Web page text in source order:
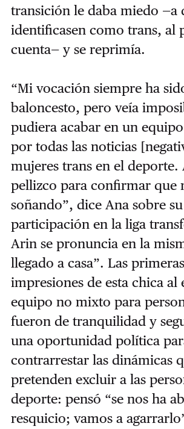
transición le daba miedo —a
identificasen como trans, al
cuenta— y se reprimía.
“Mi vocación siempre ha
baloncesto, pero veía
pudiera acabar en un
por todas las noticias
mujeres trans en el deporte.
pellizco para confirmar que
soñando”, dice Ana sobre su
participación en la liga
Arin se pronuncia en la
llegado a casa”. Las primeras
impresiones de esta chica al
equipo no mixto para
fueron de tranquilidad y
una oportunidad política
contrarrestar las dinámicas
pretenden excluir a las
deporte: pensó “se nos ha
resquicio; vamos a